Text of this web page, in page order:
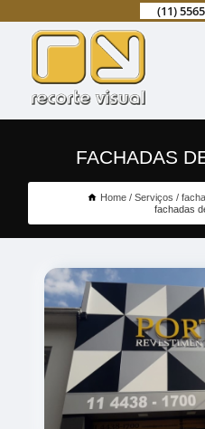
(11)
FACHADAS
Home Serviços
fachadas